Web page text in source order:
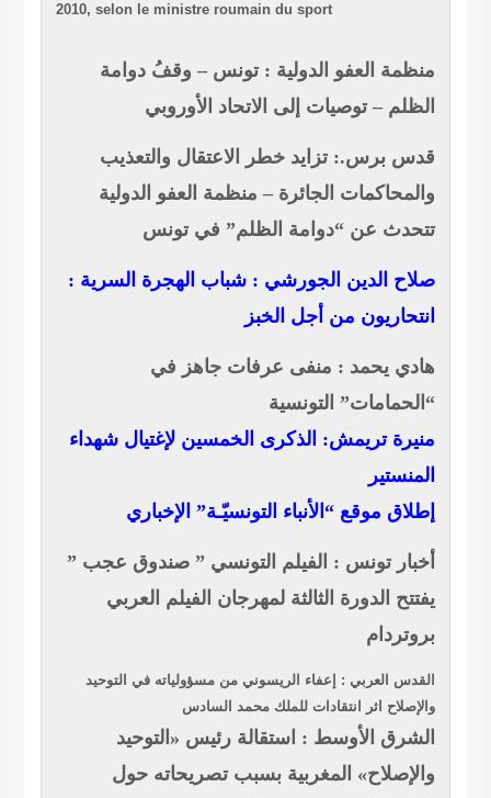
2010, selon le ministre roumain du sport
منظمة العفو الدولية : تونس – وقفُ دوامة
الظلم – توصيات إلى الاتحاد الأوروبي
قدس برس.: تزايد خطر الاعتقال والتعذيب
والمحاكمات الجائرة – منظمة العفو الدولية
تتحدث عن “دوامة الظلم” في تونس
صلاح الدين الجورشي : شباب الهجرة السرية :
انتحاريون من أجل الخبز
هادي يحمد : منفى عرفات جاهز في
“الحمامات” التونسية
منيرة تريمش: الذكرى الخمسين لإغتيال شهداء
المنستير
إطلاق موقع “الأنباء التونسيّـة” الإخباري
أخبار تونس : الفيلم التونسي ” صندوق عجب ”
يفتتح الدورة الثالثة لمهرجان الفيلم العربي
بروتردام
القدس العربي : إعفاء الريسوني من مسؤولياته في التوحيد
والإصلاح اثر انتقادات للملك محمد السادس
الشرق الأوسط : استقالة رئيس «التوحيد
والإصلاح» المغربية بسبب تصريحاته حول